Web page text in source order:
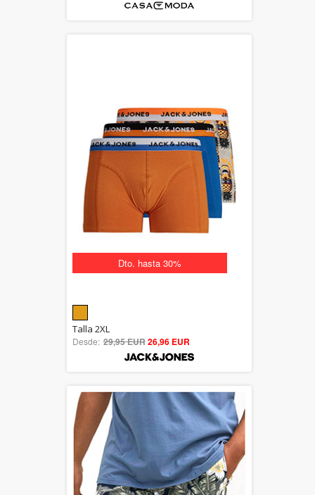
Dto. hasta 30%
out of 5
Talla 2XL
Desde: 29,95 EUR26,96 EUR